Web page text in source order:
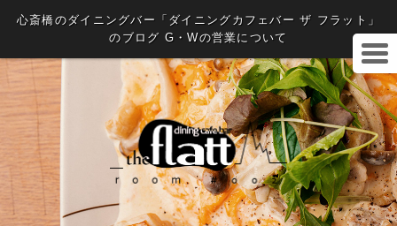
心斎橋のダイニングバー「ダイニングカフェバー ザ フラット」
のブログ G・Wの営業について